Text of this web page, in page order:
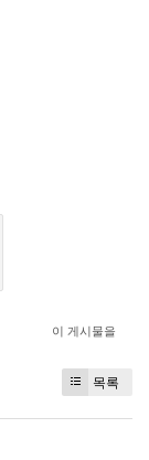
이 게시물을
목록